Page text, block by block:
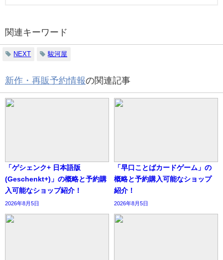
関連キーワード
NEXT 駿河屋
新作・再販予約情報の関連記事
「ゲシェンク+ 日本語版
(Geschenkt+)」の概略と予約購
入可能なショップ紹介！
2026年8月5日
「早口ことばカードゲーム」の
概略と予約購入可能なショップ
紹介！
2026年8月5日